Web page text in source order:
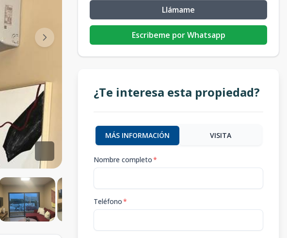
Llámame
Escribeme por Whatsapp
¿Te interesa esta propiedad?
MÁS INFORMACIÓN VISITA
Nombre completo*
Teléfono*